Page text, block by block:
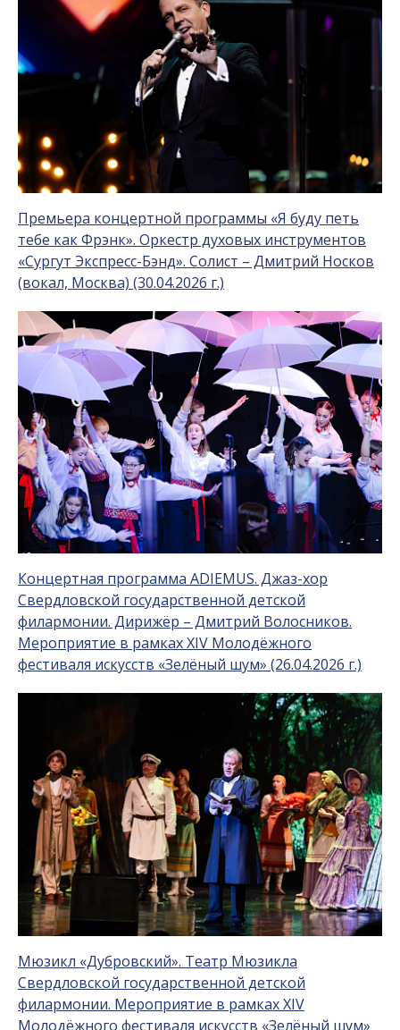
Премьера концертной программы «Я буду петь
тебе как Фрэнк». Оркестр духовых инструментов
«Сургут Экспресс-Бэнд». Солист – Дмитрий Носков
(вокал, Москва) (30.04.2026 г.)
Концертная программа ADIEMUS. Джаз-хор
Свердловской государственной детской
филармонии. Дирижёр – Дмитрий Волосников.
Мероприятие в рамках XIV Молодёжного
фестиваля искусств «Зелёный шум» (26.04.2026 г.)
Мюзикл «Дубровский». Театр Мюзикла
Свердловской государственной детской
филармонии. Мероприятие в рамках XIV
Молодёжного фестиваля искусств «Зелёный шум»